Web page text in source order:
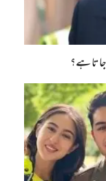
جاتا ہے؟